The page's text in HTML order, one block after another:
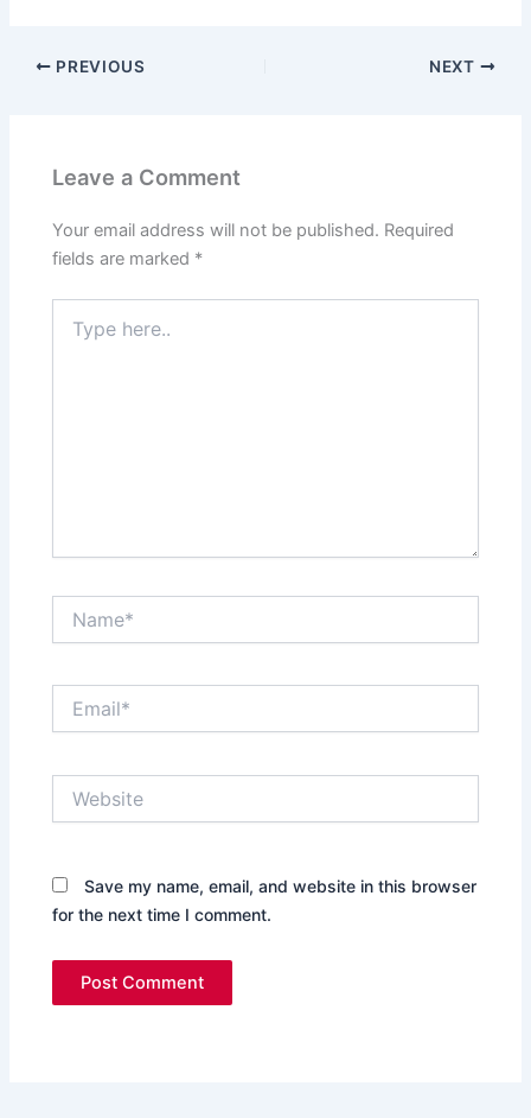
PREVIOUS NEXT
Leave a Comment
Your email address will not be published. Required
fields are marked *
here..
Save my name, email, and website in this browser
for the next time I comment.